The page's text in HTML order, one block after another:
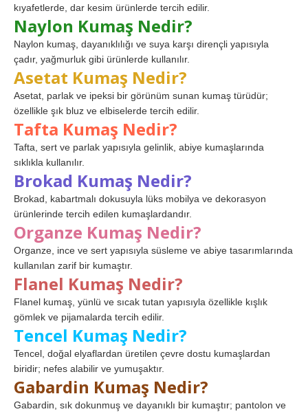
kıyafetlerde, dar kesim ürünlerde tercih edilir.
Naylon Kumaş Nedir?
Naylon kumaş, dayanıklılığı ve suya karşı dirençli yapısıyla
çadır, yağmurluk gibi ürünlerde kullanılır.
Asetat Kumaş Nedir?
Asetat, parlak ve ipeksi bir görünüm sunan kumaş türüdür;
özellikle şık bluz ve elbiselerde tercih edilir.
Tafta Kumaş Nedir?
Tafta, sert ve parlak yapısıyla gelinlik, abiye kumaşlarında
sıklıkla kullanılır.
Brokad Kumaş Nedir?
Brokad, kabartmalı dokusuyla lüks mobilya ve dekorasyon
ürünlerinde tercih edilen kumaşlardandır.
Organze Kumaş Nedir?
Organze, ince ve sert yapısıyla süsleme ve abiye tasarımlarında
kullanılan zarif bir kumaştır.
Flanel Kumaş Nedir?
Flanel kumaş, yünlü ve sıcak tutan yapısıyla özellikle kışlık
gömlek ve pijamalarda tercih edilir.
Tencel Kumaş Nedir?
Tencel, doğal elyaflardan üretilen çevre dostu kumaşlardan
biridir; nefes alabilir ve yumuşaktır.
Gabardin Kumaş Nedir?
Gabardin, sık dokunmuş ve dayanıklı bir kumaştır; pantolon ve